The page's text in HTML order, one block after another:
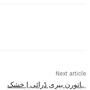
Next article
ہاتورن بیری ڈرائی | خشک